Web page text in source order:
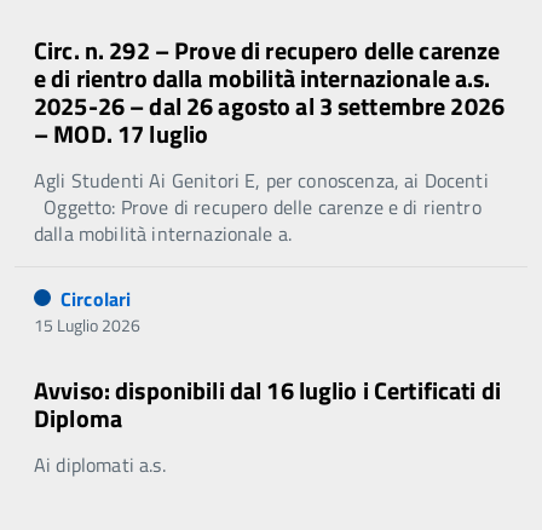
Circ. n. 292 – Prove di recupero delle carenze
e di rientro dalla mobilità internazionale a.s.
2025-26 – dal 26 agosto al 3 settembre 2026
– MOD. 17 luglio
Agli Studenti Ai Genitori E, per conoscenza, ai Docenti
Oggetto: Prove di recupero delle carenze e di rientro
dalla mobilità internazionale a.
Circolari
15 Luglio 2026
Avviso: disponibili dal 16 luglio i Certificati di
Diploma
Ai diplomati a.s.